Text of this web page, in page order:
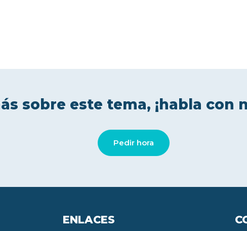
Pedir hora
sobre este tema, ¡habla con
ENLACES